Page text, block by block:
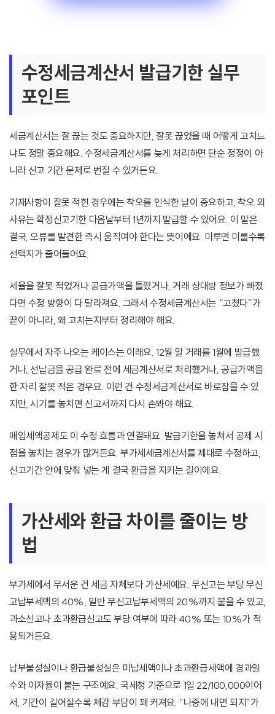
수정세금계산서 발급기한 실무
포인트
세금계산서는 잘 끊는 것도 중요하지만, 잘못 끊었을 때 어떻게 고치느
냐도 정말 중요해요. 수정세금계산서를 늦게 처리하면 단순 정정이 아
니라 신고 기간 문제로 번질 수 있거든요.
기재사항이 잘못 적힌 경우에는 착오를 인식한 날이 중요하고, 착오 외
사유는 확정신고기한 다음날부터 1년까지 발급할 수 있어요. 이 말은
결국, 오류를 발견한 즉시 움직여야 한다는 뜻이에요. 미루면 미룰수록
선택지가 줄어들어요.
세율을 잘못 적었거나 공급가액을 틀렸거나, 거래 상대방 정보가 빠졌
다면 수정 방향이 다 달라져요. 그래서 수정세금계산서는 “고쳤다”가
끝이 아니라, 왜 고치는지부터 정리해야 해요.
실무에서 자주 나오는 케이스는 이래요. 12월 말 거래를 1월에 발급했
거나, 선납금을 공급 완료 전에 세금계산서로 처리했거나, 공급가액을
한 자리 잘못 적은 경우요. 이런 건 수정세금계산서로 바로잡을 수 있
지만, 시기를 놓치면 신고서까지 다시 손봐야 해요.
매입세액공제도 이 수정 흐름과 연결돼요. 발급기한을 놓쳐서 공제 시
점을 놓치는 경우가 많거든요. 부가세세금계산서를 제대로 수정하고,
신고기간 안에 맞춰 넣는 게 결국 환급을 지키는 길이에요.
가산세와 환급 차이를 줄이는 방
법
부가세에서 무서운 건 세금 자체보다 가산세예요. 무신고는 부당 무신
고납부세액의 40%, 일반 무신고납부세액의 20%까지 붙을 수 있고,
과소신고나 초과환급신고도 부당 여부에 따라 40% 또는 10%가 적
용되거든요.
납부불성실이나 환급불성실은 미납세액이나 초과환급세액에 경과일
수와 이자율이 붙는 구조예요. 국세청 기준으로 1일 22/100,000이어
서, 기간이 길어질수록 체감 부담이 꽤 커져요. “나중에 내면 되지”가